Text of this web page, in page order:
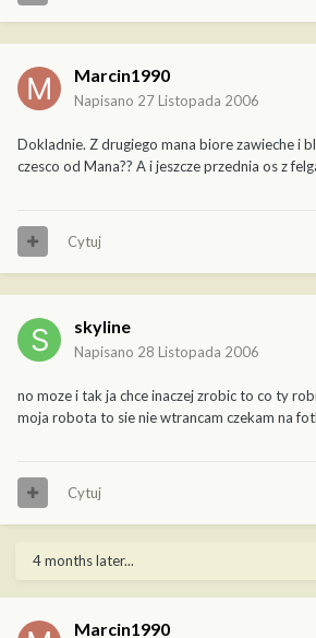
Marcin1990
Napisano 27 Listopada 2006
Dokladnie. Z drugiego mana biore zawieche i
czesco od Mana?? A i jeszcze przednia os z
Cytuj
skyline
Napisano 28 Listopada 2006
no moze i tak ja chce inaczej zrobic to co ty
moja robota to sie nie wtrancam czekam na
Cytuj
4 months later...
Marcin1990